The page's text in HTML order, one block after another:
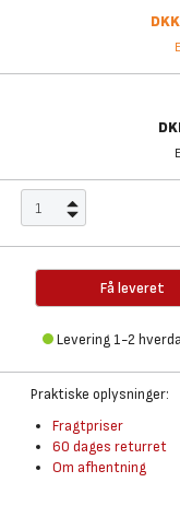
DKK
Få leveret
Levering 1-2
Praktiske oplysninger:
Fragtpriser
60 dages returret
Om afhentning